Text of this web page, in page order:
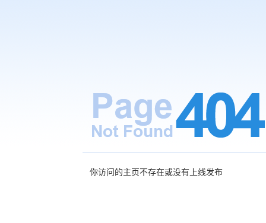
你访问的主页不存在或没有上线发布